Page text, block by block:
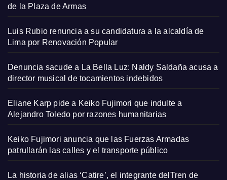
de la Plaza de Armas
Luis Rubio renuncia a su candidatura a la alcaldía de
Lima por Renovación Popular
Denuncia sacude a La Bella Luz: Naldy Saldaña acusa a
director musical de tocamientos indebidos
Eliane Karp pide a Keiko Fujimori que indulte a
Alejandro Toledo por razones humanitarias
Keiko Fujimori anuncia que las Fuerzas Armadas
patrullarán las calles y el transporte público
La historia de alias ‘Catire’, el integrante delTren de